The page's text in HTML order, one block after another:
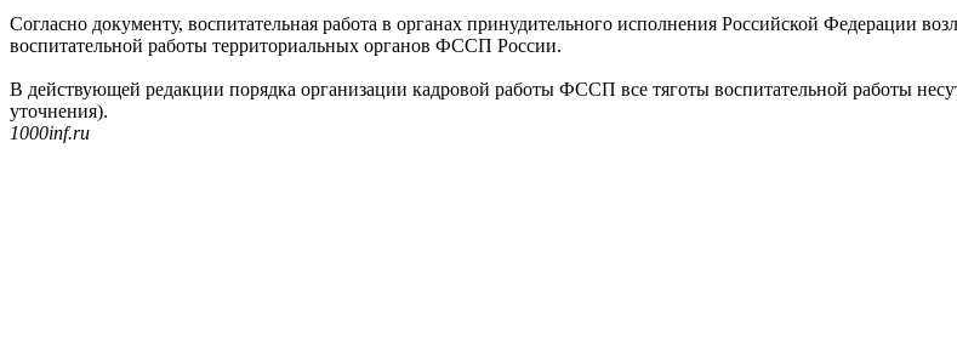
Согласно документу, воспитательная работа в органах принудительного исполнения Российской Федерации
воспитательной работы территориальных органов ФССП России.
В действующей редакции порядка организации кадровой работы ФССП все тяготы воспитательной работы
уточнения).
1000inf.ru